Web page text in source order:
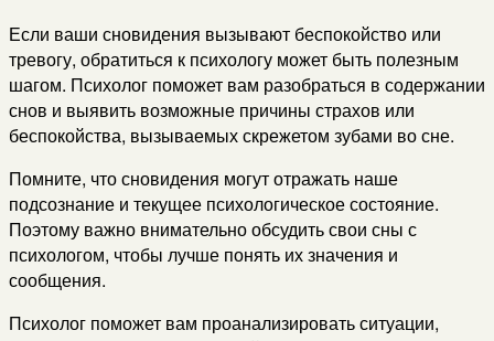
Если ваши сновидения вызывают беспокойство или
тревогу, обратиться к психологу может быть полезным
шагом. Психолог поможет вам разобраться в содержании
снов и выявить возможные причины страхов или
беспокойства, вызываемых скрежетом зубами во сне.
Помните, что сновидения могут отражать наше
подсознание и текущее психологическое состояние.
Поэтому важно внимательно обсудить свои сны с
психологом, чтобы лучше понять их значения и
сообщения.
Психолог поможет вам проанализировать ситуации,